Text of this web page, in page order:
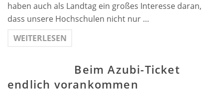
haben auch als Landtag ein großes Interesse daran,
dass unsere Hochschulen nicht nur …
WEITERLESEN
Beim Azubi-Ticket
endlich vorankommen